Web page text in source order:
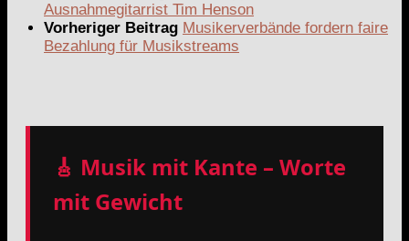
Ausnahmegitarrist Tim Henson
Vorheriger Beitrag Musikerverbände fordern faire
Bezahlung für Musikstreams
🎸 Musik mit Kante – Worte
mit Gewicht